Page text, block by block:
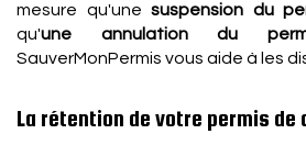
mesure qu'unesuspension du
qu'une annulation du
SauverMonPermis vous aide à les
La rétention de votre permis de